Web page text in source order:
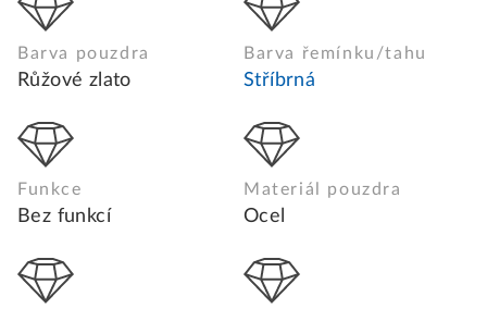
Barva pouzdra
Růžové zlato
Barva řemínku/tahu
Stříbrná
Funkce
Bez funkcí
Materiál pouzdra
Ocel